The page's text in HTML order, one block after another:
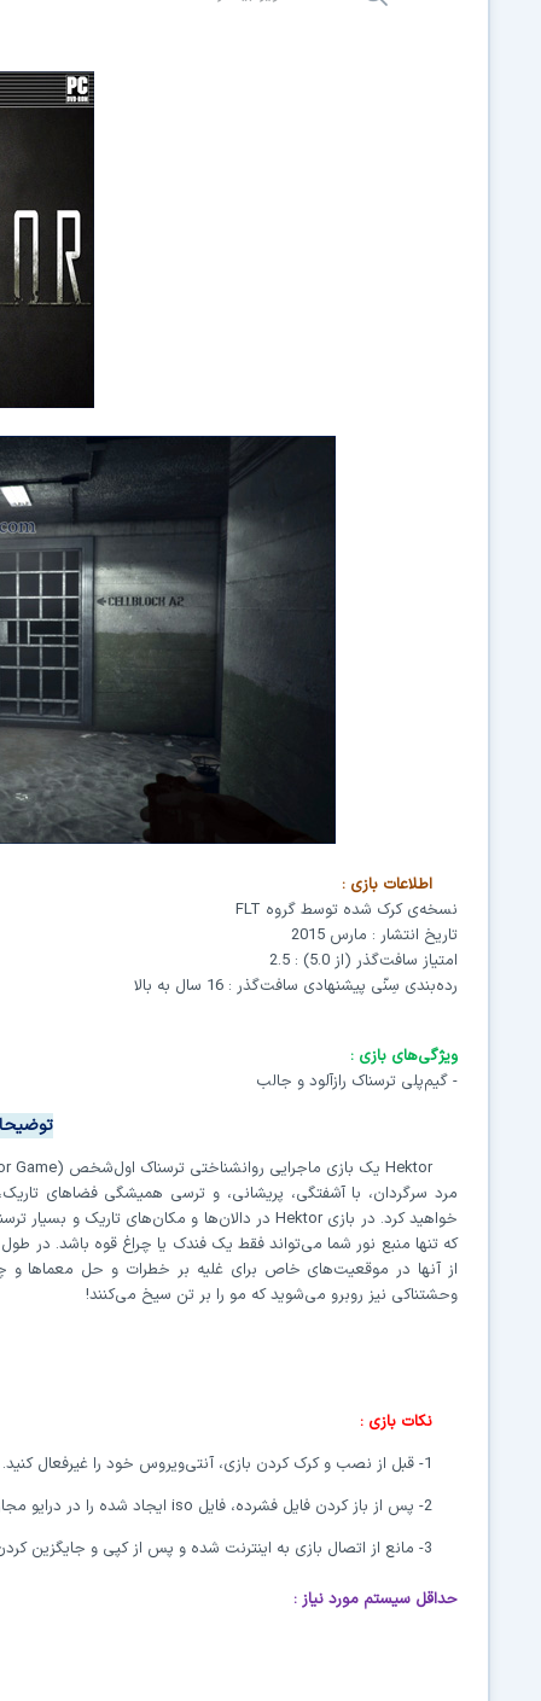
اطلاعات بازی :
نسخه‌ی کرک شده توسط گروه FLT
تاریخ انتشار : مارس 2015
امتیاز سافت‌گذر (از 5.0) : 2.5
رده‌بندی سِنّی پیشنهادی سافت‌گذر : 16 سال به بالا
ویژگی‌های بازی :
- گیم‌پلی ترسناک رازآلود و جالب
Hektor یک بازی ماجرایی روانشناختی ترسناک اول‌شخص Game)
مرد سرگردان، با آشفتگی، پریشانی، و ترسی همیشگی فضاهای
خواهید کرد. در بازیHektor در دالان‌ها و مکان‌های تاریک و بسیار
که تنها منبع نور شما می‌تواند فقط یک فندک یا چراغ قوه باشد. در
از آنها در موقعیت‌های خاص برای غلیه بر خطرات و حل معماها و
وحشتناکی نیز روبرو می‌شوید که مو را بر تن سیخ می‌کنند!
نکات بازی :
1- قبل از نصب و کرک کردن بازی، آنتی‌ویروس خود را غیرفعال کنید.
2- پس از باز کردن فایل‌ فشرده، فایل
iso ایجاد شده را در درایو
3- مانع از اتصال بازی به اینترنت شده و پس از کپی و جایگزین کردن محتویات پوشه‌ی
حداقل سیستم مورد نیاز :